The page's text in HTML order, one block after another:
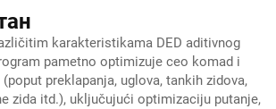
karakteristikama DED aditivnog
pametno optimizuje ceo komad i
preklapanja, uglova, tankih zidova,
zida itd.), uključujući optimizaciju putanje,